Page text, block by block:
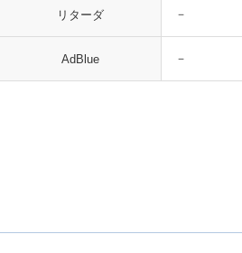
リターダ －
AdBlue －